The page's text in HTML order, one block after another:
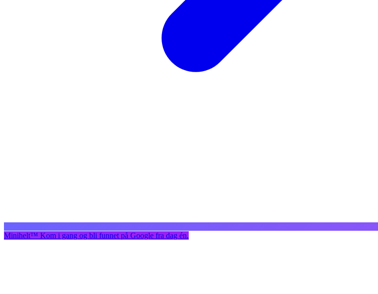
Minihelt™ Kom i gang og bli funnet på Google fra dag én.